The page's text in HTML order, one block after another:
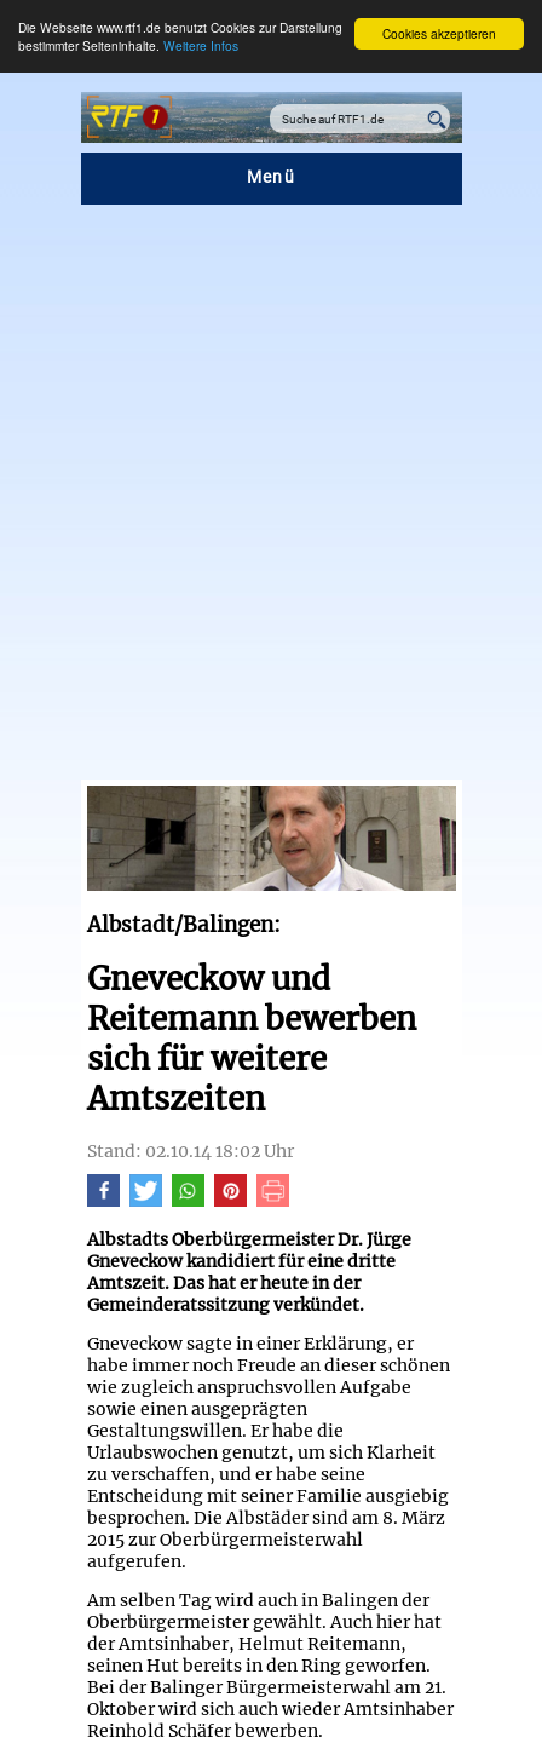
Cookies akzeptieren
Die Webseite www.rtf1.de benutzt Cookies zur Darstellung
bestimmter Seiteninhalte. Weitere Infos
Menü
Albstadt/Balingen:
Gneveckow und
Reitemann bewerben
sich für weitere
Amtszeiten
Stand: 02.10.14 18:02 Uhr
Albstadts Oberbürgermeister Dr. Jürge
Gneveckow kandidiert für eine dritte
Amtszeit. Das hat er heute in der
Gemeinderatssitzung verkündet.
Gneveckow sagte in einer Erklärung, er
habe immer noch Freude an dieser schönen
wie zugleich anspruchsvollen Aufgabe
sowie einen ausgeprägten
Gestaltungswillen. Er habe die
Urlaubswochen genutzt, um sich Klarheit
zu verschaffen, und er habe seine
Entscheidung mit seiner Familie ausgiebig
besprochen. Die Albstäder sind am 8. März
2015 zur Oberbürgermeisterwahl
aufgerufen.
Am selben Tag wird auch in Balingen der
Oberbürgermeister gewählt. Auch hier hat
der Amtsinhaber, Helmut Reitemann,
seinen Hut bereits in den Ring geworfen.
Bei der Balinger Bürgermeisterwahl am 21.
Oktober wird sich auch wieder Amtsinhaber
Reinhold Schäfer bewerben.